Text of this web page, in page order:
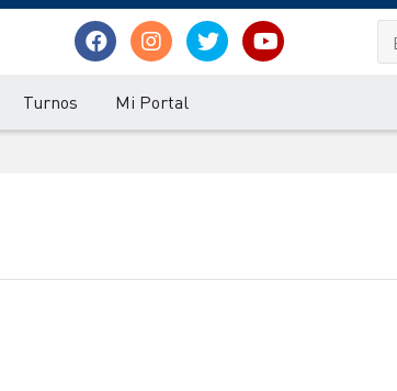
Turnos Mi Portal